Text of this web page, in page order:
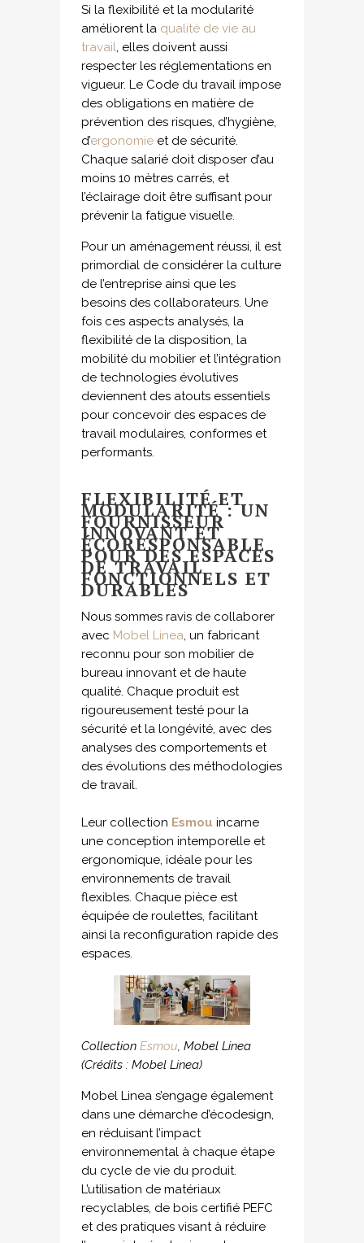
Si la flexibilité et la modularité
améliorent la qualité de vie au
travail, elles doivent aussi
respecter les réglementations en
vigueur. Le Code du travail impose
des obligations en matière de
prévention des risques, d’hygiène,
d’ergonomie et de sécurité.
Chaque salarié doit disposer d’au
moins 10 mètres carrés, et
l’éclairage doit être suffisant pour
prévenir la fatigue visuelle.
Pour un aménagement réussi, il est
primordial de considérer la culture
de l’entreprise ainsi que les
besoins des collaborateurs. Une
fois ces aspects analysés, la
flexibilité de la disposition, la
mobilité du mobilier et l’intégration
de technologies évolutives
deviennent des atouts essentiels
pour concevoir des espaces de
travail modulaires, conformes et
performants.
FLEXIBILITÉ ET
MODULARITÉ : UN
FOURNISSEUR
INNOVANT ET
ÉCORESPONSABLE
POUR DES ESPACES
DE TRAVAIL
FONCTIONNELS ET
DURABLES
Nous sommes ravis de collaborer
avec Mobel Linea, un fabricant
reconnu pour son mobilier de
bureau innovant et de haute
qualité. Chaque produit est
rigoureusement testé pour la
sécurité et la longévité, avec des
analyses des comportements et
des évolutions des méthodologies
de travail.
Leur collection Esmou incarne
une conception intemporelle et
ergonomique, idéale pour les
environnements de travail
flexibles. Chaque pièce est
équipée de roulettes, facilitant
ainsi la reconfiguration rapide des
espaces.
Collection Esmou, Mobel Linea
(Crédits : Mobel Linea)
Mobel Linea s’engage également
dans une démarche d’écodesign,
en réduisant l’impact
environnemental à chaque étape
du cycle de vie du produit.
L’utilisation de matériaux
recyclables, de bois certifié PEFC
et des pratiques visant à réduire